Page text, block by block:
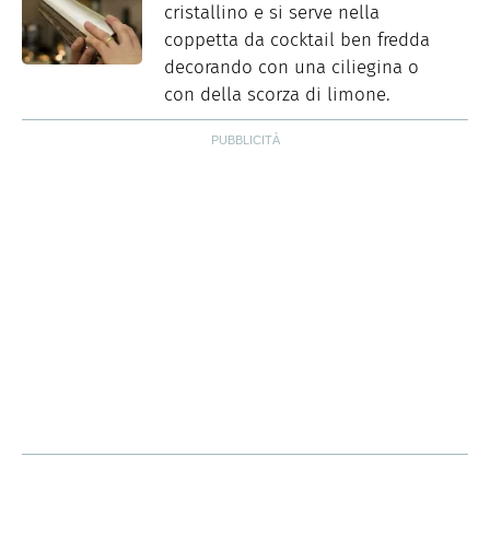
cristallino e si serve nella
coppetta da cocktail ben fredda
decorando con una ciliegina o
con della scorza di limone.